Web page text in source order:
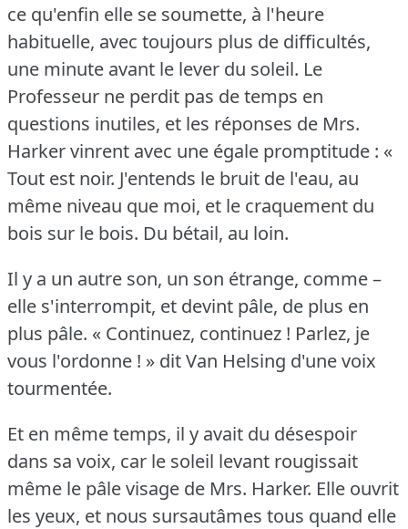
ce qu'enfin elle se soumette, à l'heure
habituelle, avec toujours plus de difficultés,
une minute avant le lever du soleil. Le
Professeur ne perdit pas de temps en
questions inutiles, et les réponses de Mrs.
Harker vinrent avec une égale promptitude : «
Tout est noir. J'entends le bruit de l'eau, au
même niveau que moi, et le craquement du
bois sur le bois. Du bétail, au loin.
Il y a un autre son, un son étrange, comme –
elle s'interrompit, et devint pâle, de plus en
plus pâle. « Continuez, continuez ! Parlez, je
vous l'ordonne ! » dit Van Helsing d'une voix
tourmentée.
Et en même temps, il y avait du désespoir
dans sa voix, car le soleil levant rougissait
même le pâle visage de Mrs. Harker. Elle ouvrit
les yeux, et nous sursautâmes tous quand elle